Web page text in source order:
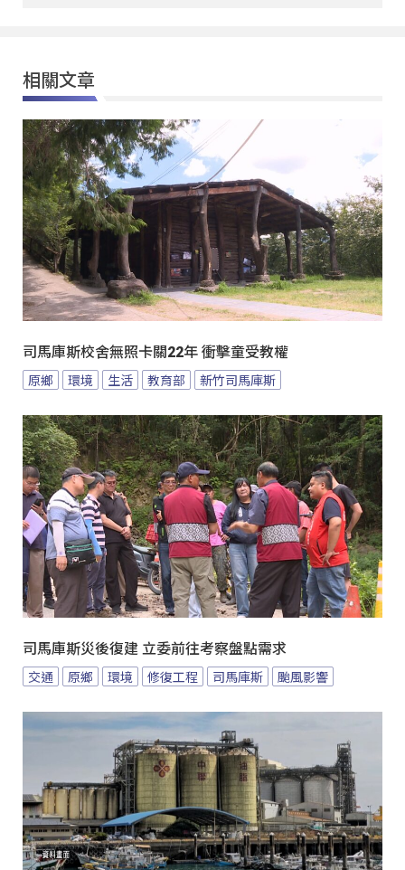
相關文章
司馬庫斯校舍無照卡關22年 衝擊童受教權
原鄉 環境 生活 教育部 新竹司馬庫斯
司馬庫斯災後復建 立委前往考察盤點需求
交通 原鄉 環境 修復工程 司馬庫斯 颱風影響